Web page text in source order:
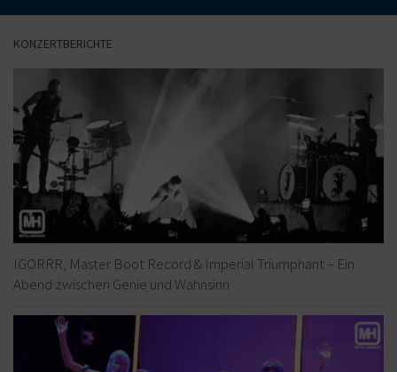
KONZERTBERICHTE
IGORRR, Master Boot Record & Imperial Triumphant – Ein
Abend zwischen Genie und Wahnsinn